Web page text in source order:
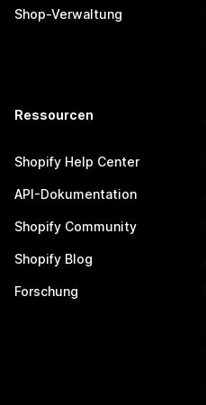
Shop-Verwaltung
Ressourcen
Shopify Help Center
API-Dokumentation
Shopify Community
Shopify Blog
Forschung